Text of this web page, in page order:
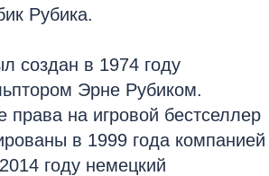
Рубика.
создан в 1974 году
Эрне Рубиком.
права на игровой бестселлер
в 1999 года компанией
году немецкий